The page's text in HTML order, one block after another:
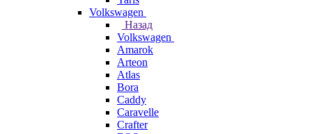
Volkswagen
Назад
Volkswagen
Amarok
Arteon
Atlas
Bora
Caddy
Caravelle
Crafter